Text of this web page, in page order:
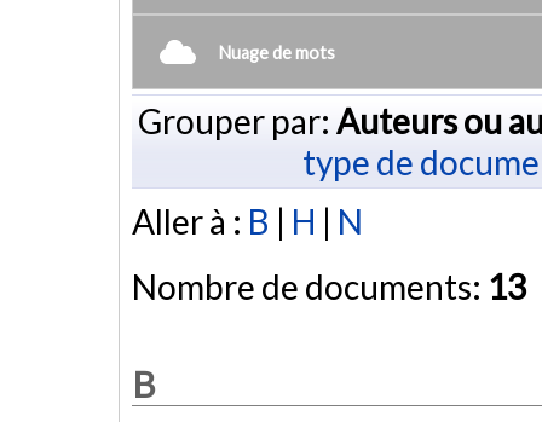
Nuage de mots
Grouper par: Auteurs ou
type de
Aller à : B | H | N
Nombre de documents: 13
B